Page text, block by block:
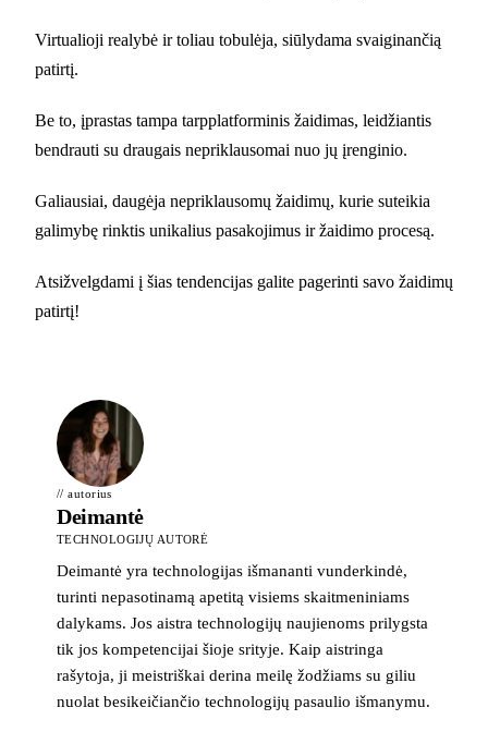
Virtualioji realybė ir toliau tobulėja, siūlydama svaiginančią
patirtį.
Be to, įprastas tampa tarpplatforminis žaidimas, leidžiantis
bendrauti su draugais nepriklausomai nuo jų įrenginio.
Galiausiai, daugėja nepriklausomų žaidimų, kurie suteikia
galimybę rinktis unikalius pasakojimus ir žaidimo procesą.
Atsižvelgdami į šias tendencijas galite pagerinti savo žaidimų
patirtį!
// autorius
Deimantė
TECHNOLOGIJŲ AUTORĖ
Deimantė yra technologijas išmananti vunderkindė,
turinti nepasotinamą apetitą visiems skaitmeniniams
dalykams. Jos aistra technologijų naujienoms prilygsta
tik jos kompetencijai šioje srityje. Kaip aistringa
rašytoja, ji meistriškai derina meilę žodžiams su giliu
nuolat besikeičiančio technologijų pasaulio išmanymu.